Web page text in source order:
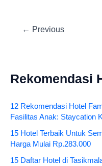
← Previous
Rekomendasi
12 Rekomendasi Hotel
Fasilitas Anak: Staycation
15 Hotel Terbaik Untuk
Harga Mulai Rp.283.000
15 Daftar Hotel di